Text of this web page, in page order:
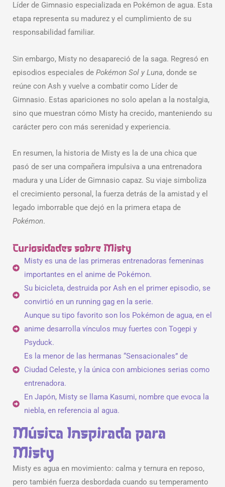
Líder de Gimnasio especializada en Pokémon de agua. Esta
etapa representa su madurez y el cumplimiento de su
responsabilidad familiar.
Sin embargo, Misty no desapareció de la saga. Regresó en
episodios especiales de Pokémon Sol y Luna, donde se
reúne con Ash y vuelve a combatir como Líder de
Gimnasio. Estas apariciones no solo apelan a la nostalgia,
sino que muestran cómo Misty ha crecido, manteniendo su
carácter pero con más serenidad y experiencia.
En resumen, la historia de Misty es la de una chica que
pasó de ser una compañera impulsiva a una entrenadora
madura y una Líder de Gimnasio capaz. Su viaje simboliza
el crecimiento personal, la fuerza detrás de la amistad y el
legado imborrable que dejó en la primera etapa de
Pokémon.
Curiosidades sobre Misty
Misty es una de las primeras entrenadoras femeninas
importantes en el anime de Pokémon.
Su bicicleta, destruida por Ash en el primer episodio, se
convirtió en un running gag en la serie.
Aunque su tipo favorito son los Pokémon de agua, en el
anime desarrolla vínculos muy fuertes con Togepi y
Psyduck.
Es la menor de las hermanas “Sensacionales” de
Ciudad Celeste, y la única con ambiciones serias como
entrenadora.
En Japón, Misty se llama Kasumi, nombre que evoca la
niebla, en referencia al agua.
Música Inspirada para
Misty
Misty es agua en movimiento: calma y ternura en reposo,
pero también fuerza desbordada cuando su temperamento